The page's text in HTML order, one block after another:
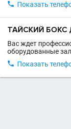
 Показать
ТАЙСКИЙ
Вас ждет
оборудованные
 Показать